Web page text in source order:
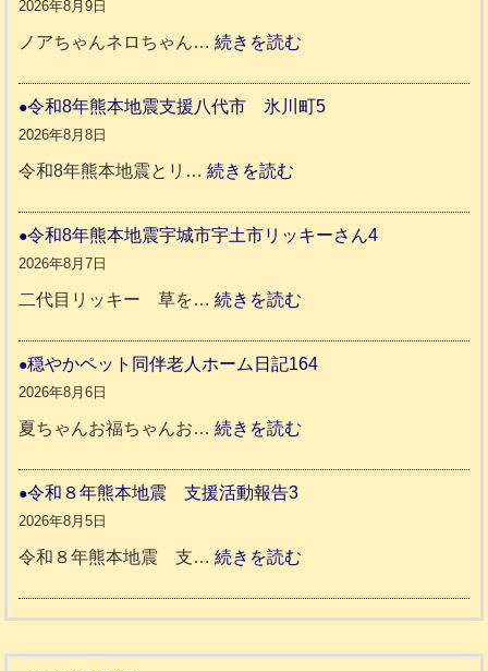
2026年8月9日
ノアちゃんネロちゃん…続きを読む
ア
ネ
ん
2
令和8年熊本地震支援八代市 氷川町5
2026年8月8日
令和8年熊本地震とリ…続きを読む
和
年
本
援
市
川
令和8年熊本地震宇城市宇土市リッキーさん4
2026年8月7日
二代目リッキー 草を…続きを読む
和
城
穏やかペット同伴老人ホーム日記164
2026年8月6日
夏ちゃんお福ちゃんお…続きを読む
令和８年熊本地震 支援活動報告3
2026年8月5日
令和８年熊本地震 支…続きを読む
和